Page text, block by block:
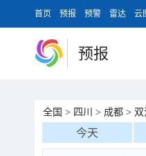
首页 预报 预警 雷达 云
预报
全国 > 四川 > 成都 > 双
今天